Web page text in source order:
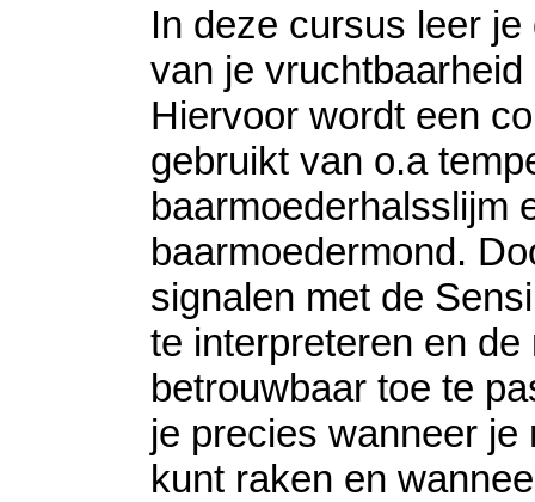
In deze cursus leer je
van je
Hiervoor wordt een
gebruikt van o.a
baarmoederhalsslijm
baarmoedermond.
signalen met de
te interpreteren en de
betrouwbaar toe te
je precies wanneer je
kunt raken en